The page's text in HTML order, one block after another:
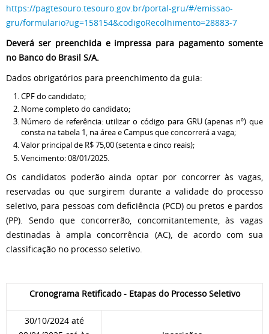
https://pagtesouro.tesouro.gov.br/portal-gru/#/emissao-
gru/formulario?ug=158154&codigoRecolhimento=28883-7
Deverá ser preenchida e impressa para pagamento somente
no Banco do Brasil S/A.
Dados obrigatórios para preenchimento da guia:
CPF do candidato;
Nome completo do candidato;
Número de referência: utilizar o código para GRU (apenas nº) que
consta na tabela 1, na área e Campus que concorrerá a vaga;
Valor principal de R$ 75,00 (setenta e cinco reais);
Vencimento: 08/01/2025.
Os candidatos poderão ainda optar por concorrer às vagas,
reservadas ou que surgirem durante a validade do processo
seletivo, para pessoas com deficiência (PCD) ou pretos e pardos
(PP). Sendo que concorrerão, concomitantemente, às vagas
destinadas à ampla concorrência (AC), de acordo com sua
classificação no processo seletivo.
Cronograma Retificado - Etapas do Processo Seletivo
30/10/2024 até